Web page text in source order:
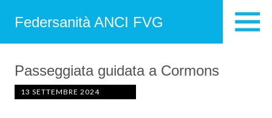
Federsanità ANCI FVG
Passeggiata guidata a Cormons
13 SETTEMBRE 2024